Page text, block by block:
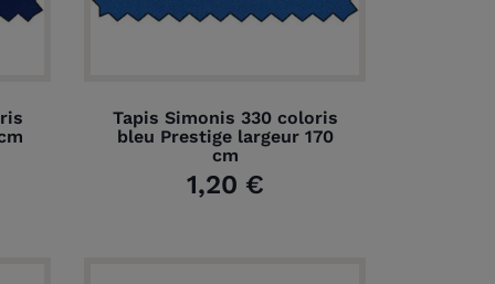
Tapis Simonis 330 coloris
bleu Prestige largeur 170
cm
1,20 €